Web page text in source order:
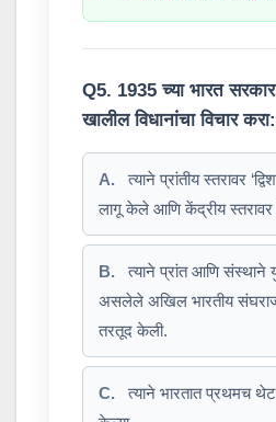
Q5. 1935 च्या भारत सरकार
खालील विधानांचा विचार करा:
A.
त्याने प्रांतीय स्तरावर
लागू केले आणि केंद्रीय स्तरावर
B.
त्याने प्रांत आणि संस्थाने
असलेले अखिल भारतीय
तरतूद केली.
C.
त्याने भारतात प्रथमच